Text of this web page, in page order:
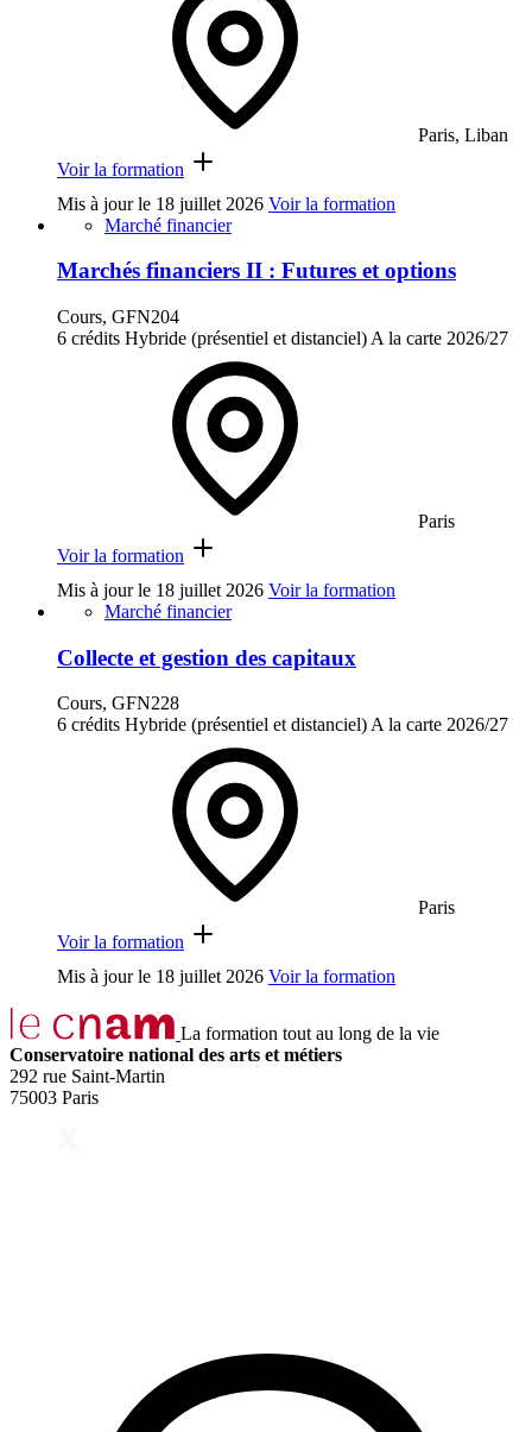
Paris, Liban
Voir la formation
Mis à jour le 18 juillet 2026 Voir la formation
Marché financier
Marchés financiers II : Futures et options
Cours, GFN204
6 crédits Hybride (présentiel et distanciel) A la carte 2026/27
Paris
Voir la formation
Mis à jour le 18 juillet 2026 Voir la formation
Marché financier
Collecte et gestion des capitaux
Cours, GFN228
6 crédits Hybride (présentiel et distanciel)A la carte 2026/27
Paris
Voir la formation
Mis à jour le 18 juillet 2026 Voir la formation
La formation tout au long de la vie
Conservatoire national des arts et métiers
292 rue Saint-Martin
75003 Paris